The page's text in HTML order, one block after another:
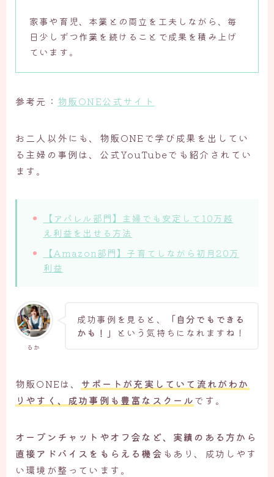
家事や育児、本業との両立を工夫しながら、毎
日少しずつ作業を続けることで成果を積み上げ
ています。
参考元： 物販ONE公式サイト
お二人以外にも、物販ONEで学び成果を出してい
る主婦の事例は、公式YouTubeでも紹介されてい
ます。
【アパレル部門】主婦でも安定して10万越
え利益を出せる方法
【Amazon部門】子育てしながら初月20万
利益
るか
成功事例を見ると、
「自分でもできる
かも！」
という気持ちになれますね！
物販ONEは、 サポートが充実していて流れがわか
りやすく、成功事例も豊富 なスクールです。
オープンチャットやオフ会など、実績のある方から
直接アドバイスをもらえる機会 もあり、成功しやす
い環境が整っています。